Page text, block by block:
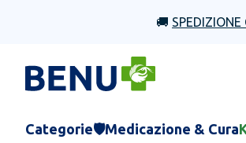
🚚
Categorie🛡️Medicazione & Cura